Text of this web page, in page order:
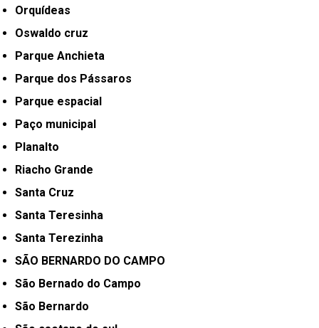
Orquídeas
Oswaldo cruz
Parque Anchieta
Parque dos Pássaros
Parque espacial
Paço municipal
Planalto
Riacho Grande
Santa Cruz
Santa Teresinha
Santa Terezinha
SÃO BERNARDO DO CAMPO
São Bernado do Campo
São Bernardo